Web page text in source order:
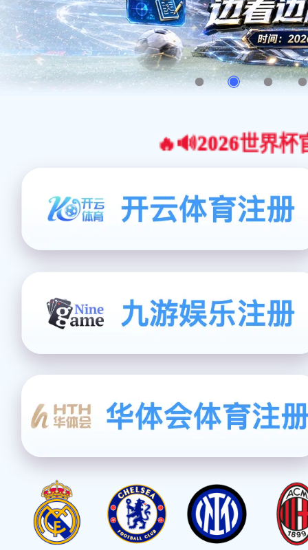
🔥🔊2026世界杯官网合